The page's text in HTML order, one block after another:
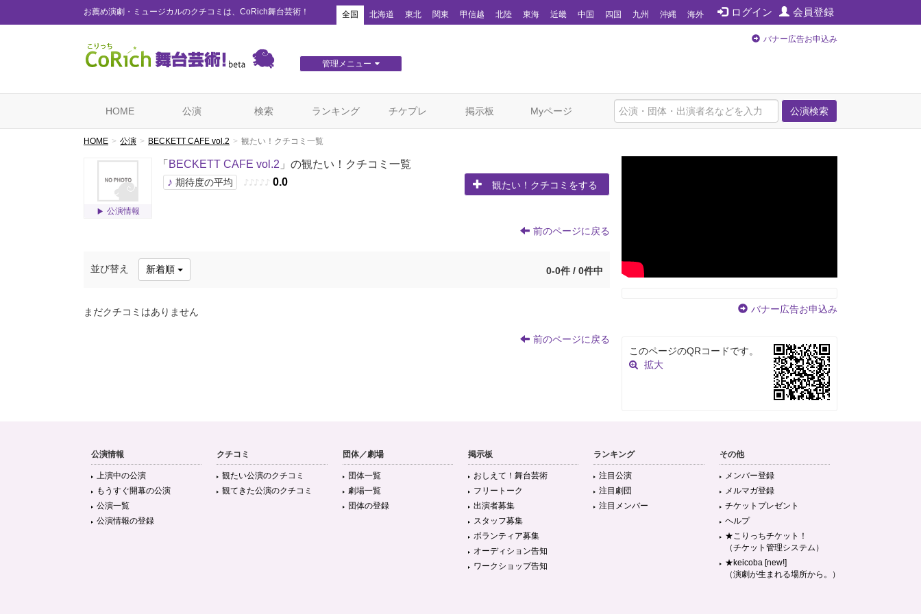
お薦め演劇・ミュージカルのクチコミは、CoRich舞台芸術！ ログイン 会員登録
全国 北海道 東北 関東 甲信越 北陸 東海 近畿 中国 四国 九州 沖縄 海外
管理メニュー
バナー広告お申込み
公演検索
HOME 公演 検索 ランキング チケプレ 掲示板 Myページ
HOME 公演 BECKETT CAFE vol.2 観たい！クチコミ一覧
公演情報
「 BECKETT CAFE vol.2 」の観たい！クチコミ一覧
♪ 期待度の平均 ♪ ♪ ♪ ♪ ♪ 0.0 観たい！クチコミをする
前のページに戻る
並び替え 新着順 0-0件 / 0件中
まだクチコミはありません
前のページに戻る
バナー広告お申込み
このページのQRコードです。
拡大
公演情報
上演中の公演
もうすぐ開幕の公演
公演一覧
公演情報の登録
クチコミ
観たい公演のクチコミ
観てきた公演のクチコミ
団体／劇場
団体一覧
劇場一覧
団体の登録
掲示板
おしえて！舞台芸術
フリートーク
出演者募集
スタッフ募集
ボランティア募集
オーディション告知
ワークショップ告知
ランキング
注目公演
注目劇団
注目メンバー
その他
メンバー登録
メルマガ登録
チケットプレゼント
ヘルプ
★こりっちチケット！
（チケット管理システム）
★keicoba [new!]
（演劇が生まれる場所から。）